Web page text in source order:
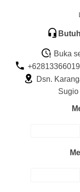
Buka
Dsn.